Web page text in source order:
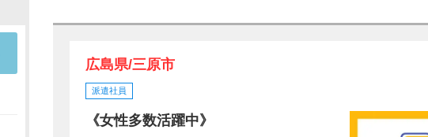
広島県/三原市
派遣社員
《女性多数活躍中》